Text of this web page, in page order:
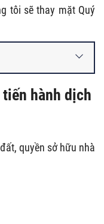
tôi sẽ thay mặt Quý
hành dịch
quyền sở hữu nhà